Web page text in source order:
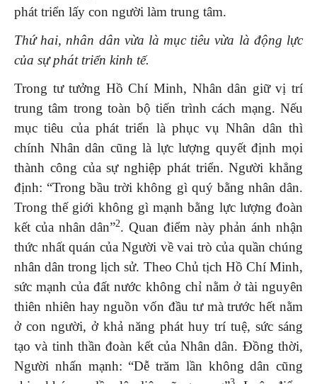
phát triển lấy con người làm trung tâm.
Thứ hai, nhân dân vừa là mục tiêu vừa là động lực
của sự phát triển kinh tế.
Trong tư tưởng Hồ Chí Minh, Nhân dân giữ vị trí
trung tâm trong toàn bộ tiến trình cách mạng. Nếu
mục tiêu của phát triển là phục vụ Nhân dân thì
chính Nhân dân cũng là lực lượng quyết định mọi
thành công của sự nghiệp phát triển. Người khẳng
định: “Trong bầu trời không gì quý bằng nhân dân.
Trong thế giới không gì mạnh bằng lực lượng đoàn
kết của nhân dân”2. Quan điểm này phản ánh nhận
thức nhất quán của Người về vai trò của quần chúng
nhân dân trong lịch sử. Theo Chủ tịch Hồ Chí Minh,
sức mạnh của đất nước không chỉ nằm ở tài nguyên
thiên nhiên hay nguồn vốn đầu tư mà trước hết nằm
ở con người, ở khả năng phát huy trí tuệ, sức sáng
tạo và tinh thần đoàn kết của Nhân dân. Đồng thời,
Người nhấn mạnh: “Dễ trăm lần không dân cũng